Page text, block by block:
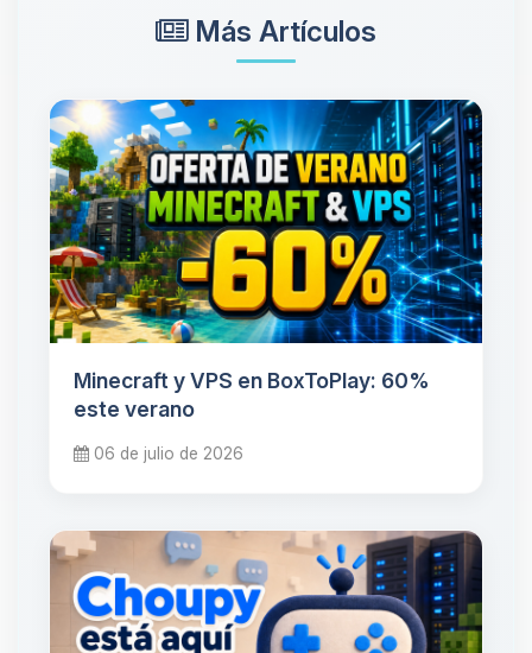
Más Artículos
Minecraft y VPS en BoxToPlay: 60%
este verano
06 de julio de 2026